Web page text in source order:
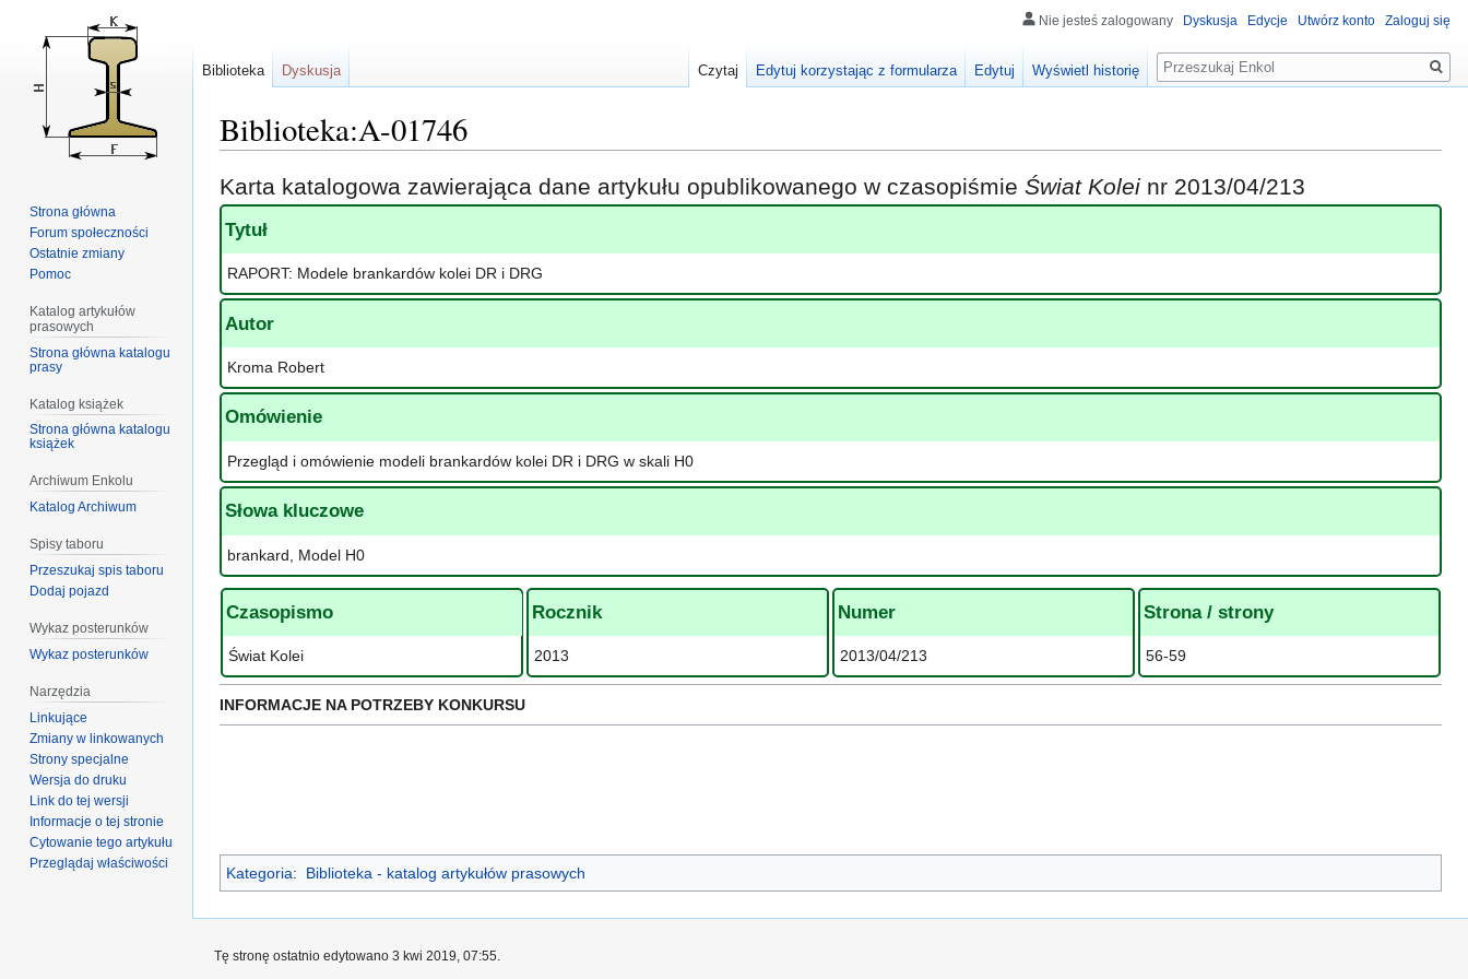
Biblioteka:A-01746
Przejdź
do
nawigacji
Przejdź
do
wyszukiwania
Karta katalogowa zawierająca dane artykułu opublikowanego w czasopiśmie Świat Kolei nr 2013/04/213
Tytuł
RAPORT: Modele brankardów kolei DR i DRG
Autor
Kroma Robert
Omówienie
Przegląd i omówienie modeli brankardów kolei DR i DRG w skali H0
Słowa kluczowe
brankard, Model H0
Czasopismo
Świat Kolei
Rocznik
2013
Numer
2013/04/213
Strona / strony
56-59
INFORMACJE NA POTRZEBY KONKURSU
Kategoria: Biblioteka - katalog artykułów prasowych
Nie jesteś zalogowany Dyskusja Edycje Utwórz konto Zaloguj się
Biblioteka Dyskusja Czytaj Edytuj korzystając z formularza Edytuj Wyświetl historię
Szukaj
Strona główna
Forum społeczności
Ostatnie zmiany
Pomoc
Katalog artykułów
prasowych
Strona główna katalogu
prasy
Katalog książek
Strona główna katalogu
książek
Archiwum Enkolu
Katalog Archiwum
Spisy taboru
Przeszukaj spis taboru
Dodaj pojazd
Wykaz posterunków
Wykaz posterunków
Narzędzia
Linkujące
Zmiany w linkowanych
Strony specjalne
Wersja do druku
Link do tej wersji
Informacje o tej stronie
Cytowanie tego artykułu
Przeglądaj właściwości
Tę stronę ostatnio edytowano 3 kwi 2019, 07:55.